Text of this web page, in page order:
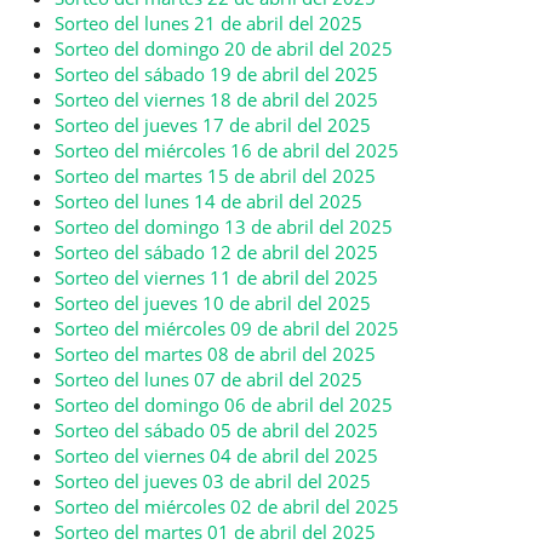
Sorteo del lunes 21 de abril del 2025
Sorteo del domingo 20 de abril del 2025
Sorteo del sábado 19 de abril del 2025
Sorteo del viernes 18 de abril del 2025
Sorteo del jueves 17 de abril del 2025
Sorteo del miércoles 16 de abril del 2025
Sorteo del martes 15 de abril del 2025
Sorteo del lunes 14 de abril del 2025
Sorteo del domingo 13 de abril del 2025
Sorteo del sábado 12 de abril del 2025
Sorteo del viernes 11 de abril del 2025
Sorteo del jueves 10 de abril del 2025
Sorteo del miércoles 09 de abril del 2025
Sorteo del martes 08 de abril del 2025
Sorteo del lunes 07 de abril del 2025
Sorteo del domingo 06 de abril del 2025
Sorteo del sábado 05 de abril del 2025
Sorteo del viernes 04 de abril del 2025
Sorteo del jueves 03 de abril del 2025
Sorteo del miércoles 02 de abril del 2025
Sorteo del martes 01 de abril del 2025